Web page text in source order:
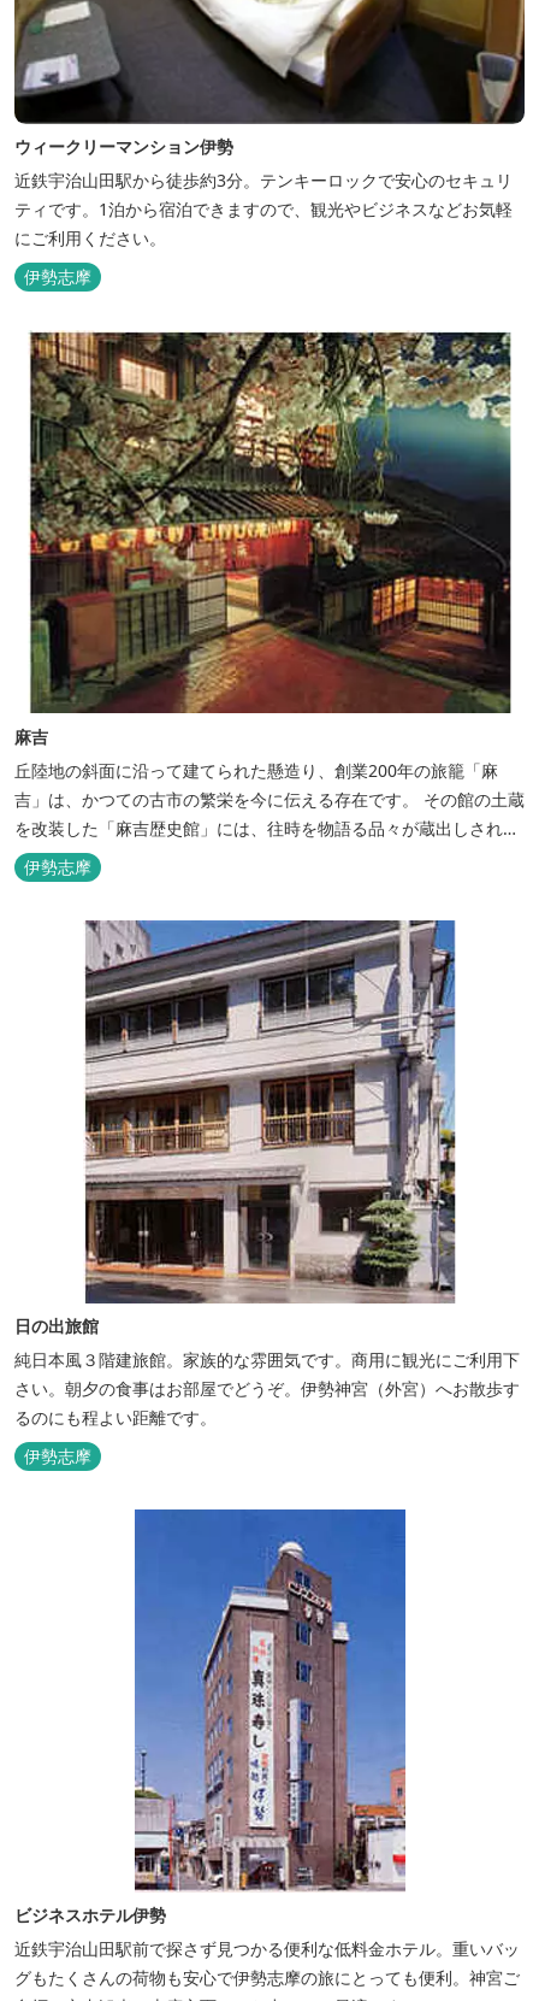
ウィークリーマンション伊勢
近鉄宇治山田駅から徒歩約3分。テンキーロックで安心のセキュリ
ティです。1泊から宿泊できますので、観光やビジネスなどお気軽
にご利用ください。
伊勢志摩
麻吉
丘陸地の斜面に沿って建てられた懸造り、創業200年の旅籠「麻
吉」は、かつての古市の繁栄を今に伝える存在です。 その館の土蔵
を改装した「麻吉歴史館」には、往時を物語る品々が蔵出しされ、
お伊勢参り華やかなりし頃へとお誘い致します。
伊勢志摩
日の出旅館
純日本風３階建旅館。家族的な雰囲気です。商用に観光にご利用下
さい。朝夕の食事はお部屋でどうぞ。伊勢神宮（外宮）へお散歩す
るのにも程よい距離です。
伊勢志摩
ビジネスホテル伊勢
近鉄宇治山田駅前で探さず見つかる便利な低料金ホテル。重いバッ
グもたくさんの荷物も安心で伊勢志摩の旅にとっても便利。神宮ご